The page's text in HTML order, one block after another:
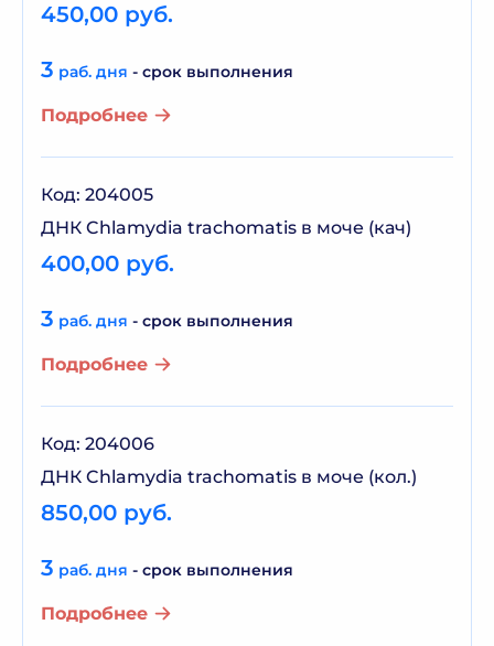
450,00 руб.
3 раб. дня - срок выполнения
Подробнее
Код: 204005
ДНК Chlamydia trachomatis в моче (кач)
400,00 руб.
3 раб. дня - срок выполнения
Подробнее
Код: 204006
ДНК Chlamydia trachomatis в моче (кол.)
850,00 руб.
3 раб. дня - срок выполнения
Подробнее